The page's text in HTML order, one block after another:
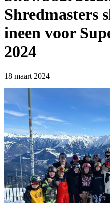
Shredmasters
ineen voor
2024
18 maart 2024